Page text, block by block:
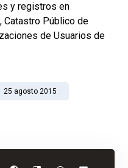
y registros en
Catastro Público de
de Usuarios de
25 agosto 2015